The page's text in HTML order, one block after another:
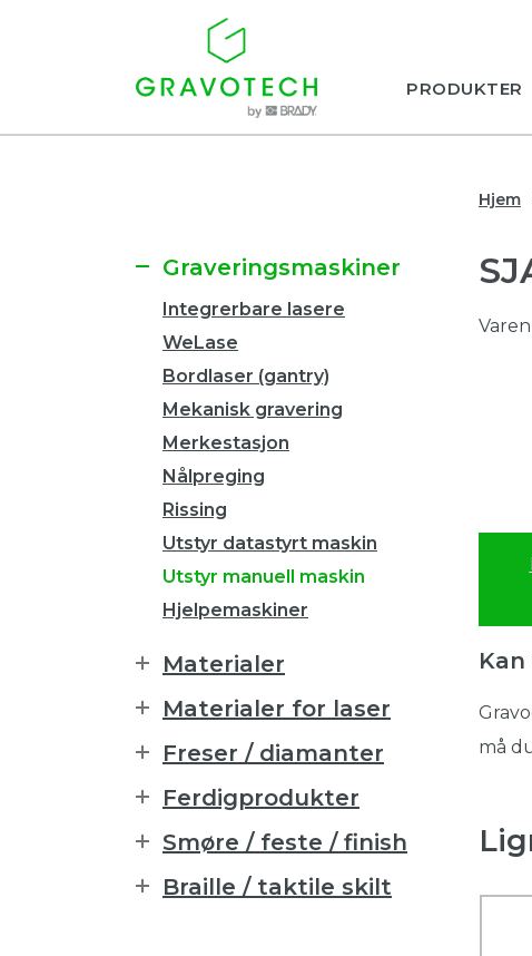
PRODUKTER
Hjem
må
Graveringsmaskiner
Integrerbare lasere
WeLase
Bordlaser (gantry)
Mekanisk gravering
Merkestasjon
Nålpreging
Rissing
Utstyr datastyrt maskin
Utstyr manuell maskin
Hjelpemaskiner
Materialer
Materialer for laser
Freser / diamanter
Ferdigprodukter
Smøre / feste / finish
Braille / taktile skilt